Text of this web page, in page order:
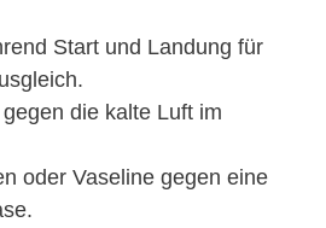
Start und Landung für
die kalte Luft im
oder Vaseline gegen eine